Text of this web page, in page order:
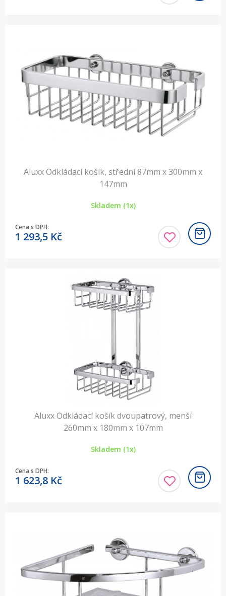
Aluxx Odkládací košík, střední 87mm x 300mm x
147mm
Skladem (1x)
Cena s DPH:
1 293,5 Kč
Aluxx Odkládací košík dvoupatrový, menší
260mm x 180mm x 107mm
Skladem (1x)
Cena s DPH:
1 623,8 Kč